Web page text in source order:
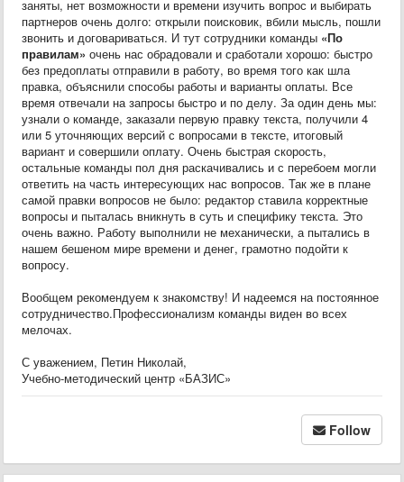
заняты, нет возможности и времени изучить вопрос и выбирать
партнеров очень долго: открыли поисковик, вбили мысль, пошли
звонить и договариваться. И тут сотрудники команды «По
правилам» очень нас обрадовали и сработали хорошо: быстро
без предоплаты отправили в работу, во время того как шла
правка, объяснили способы работы и варианты оплаты. Все
время отвечали на запросы быстро и по делу. За один день мы:
узнали о команде, заказали первую правку текста, получили 4
или 5 уточняющих версий с вопросами в тексте, итоговый
вариант и совершили оплату. Очень быстрая скорость,
остальные команды пол дня раскачивались и с перебоем могли
ответить на часть интересующих нас вопросов. Так же в плане
самой правки вопросов не было: редактор ставила корректные
вопросы и пыталась вникнуть в суть и специфику текста. Это
очень важно. Работу выполнили не механически, а пытались в
нашем бешеном мире времени и денег, грамотно подойти к
вопросу.
Вообщем рекомендуем к знакомству! И надеемся на постоянное
сотрудничество.Профессионализм команды виден во всех
мелочах.
С уважением, Петин Николай,
Учебно-методический центр «БАЗИС»
Follow